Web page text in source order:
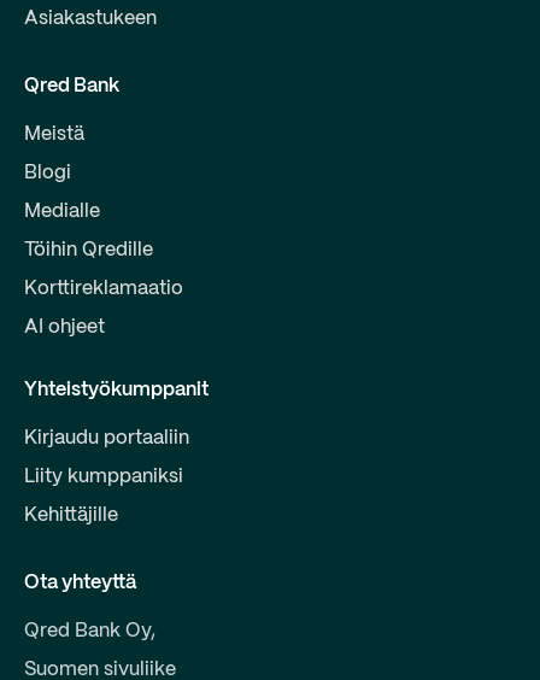
Asiakastukeen
Qred Bank
Meistä
Blogi
Medialle
Töihin Qredille
Korttireklamaatio
AI ohjeet
Yhteistyökumppanit
Kirjaudu portaaliin
Liity kumppaniksi
Kehittäjille
Ota yhteyttä
Qred Bank Oy,
Suomen sivuliike